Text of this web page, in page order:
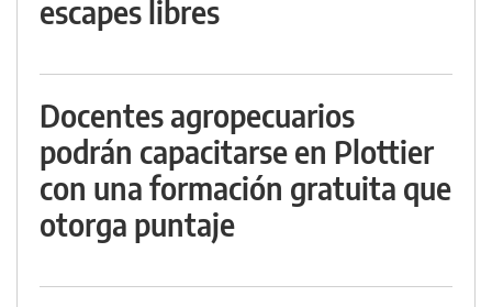
escapes libres
Docentes agropecuarios
podrán capacitarse en Plottier
con una formación gratuita que
otorga puntaje